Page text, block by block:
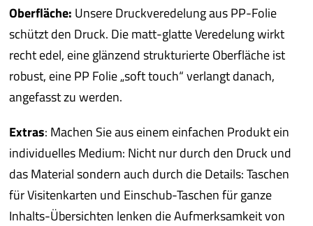
Oberfläche: Unsere Druckveredelung aus PP-Folie
schützt den Druck. Die matt-glatte Veredelung wirkt
recht edel, eine glänzend strukturierte Oberfläche ist
robust, eine PP Folie „soft touch“ verlangt danach,
angefasst zu werden.
Extras: Machen Sie aus einem einfachen Produkt ein
individuelles Medium: Nicht nur durch den Druck und
das Material sondern auch durch die Details: Taschen
für Visitenkarten und Einschub-Taschen für ganze
Inhalts-Übersichten lenken die Aufmerksamkeit von